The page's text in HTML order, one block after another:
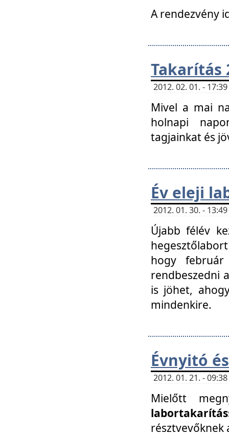
A rendezvény
Takarítás
2012. 02. 01. -
Mivel a mai
holnapi
tagjainkat és
Év eleji
2012. 01. 30. -
Újabb félév
hogy
rendbeszedni
is jöhet,
mindenkire.
Évnyitó
2012. 01. 21. -
Mielőtt
labortakarítás
résztvevőknek